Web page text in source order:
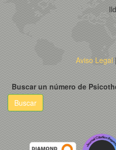
Aviso Legal|
Buscar un número de
Buscar